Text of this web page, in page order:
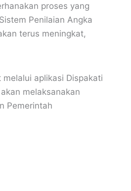
proses yang
Penilaian Angka
terus meningkat,
aplikasi Dispakati
melaksanakan
Pemerintah